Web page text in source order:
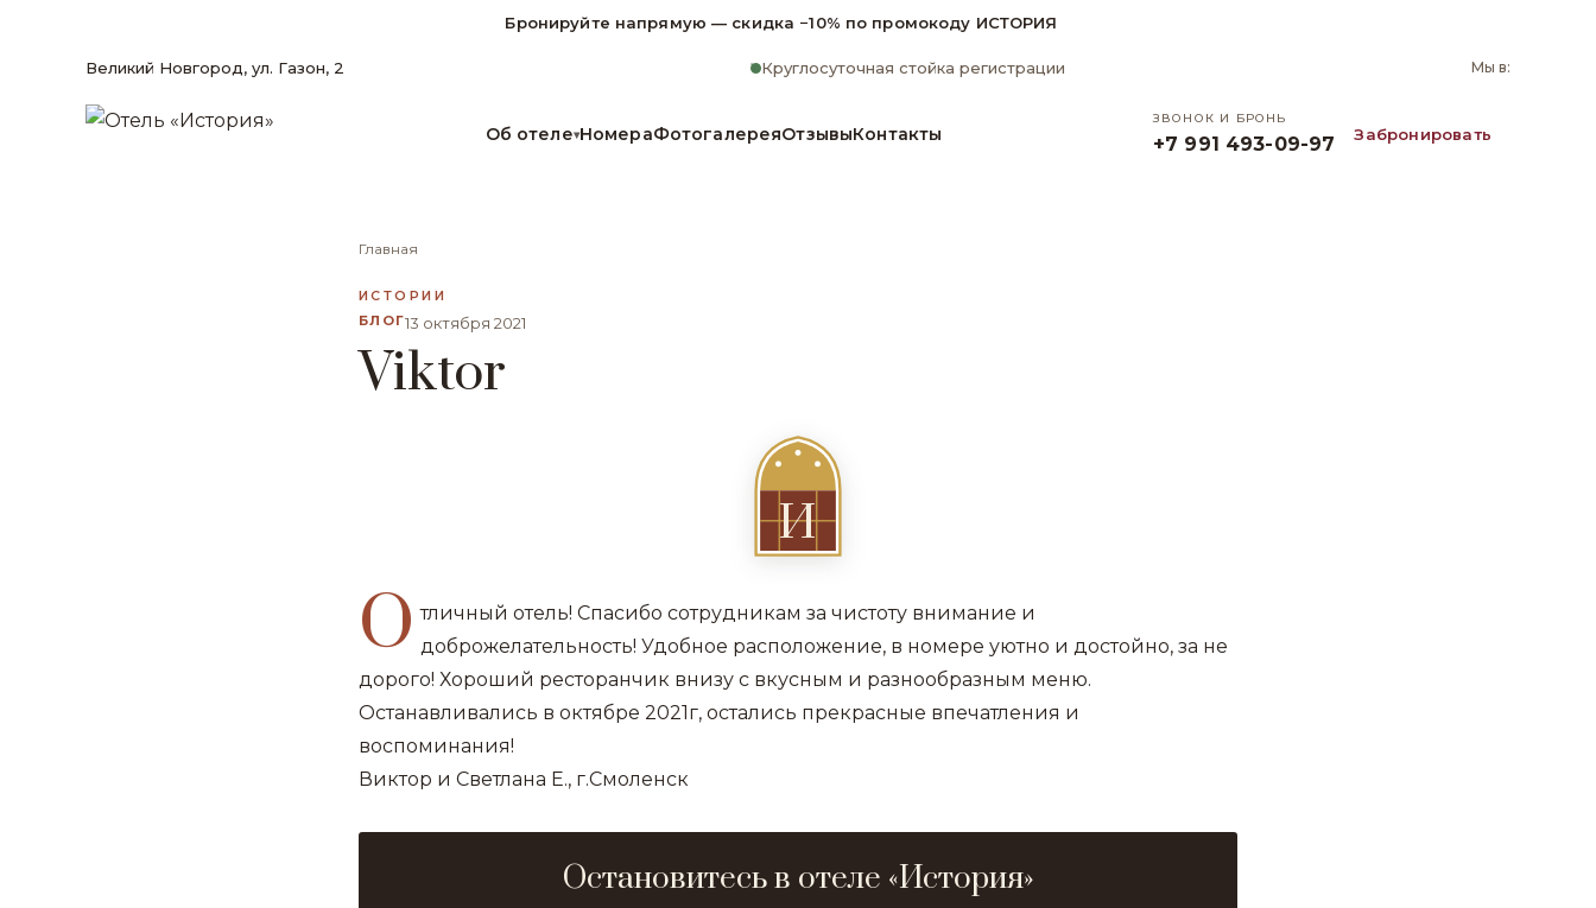
Бронируйте напрямую — скидка −10% по промокоду ИСТОРИЯ
Великий Новгород, ул. Газон, 2 Круглосуточная стойка регистрации Мы в:
Об отеле▾НомераФотогалереяОтзывыКонтакты
ЗВОНОК И БРОНЬ
+7 991 493-09-97 Забронировать
Главная
ИСТОРИИ
БЛОГ13 октября 2021
Viktor
И
О тличный отель! Спасибо сотрудникам за чистоту внимание и
доброжелательность! Удобное расположение, в номере уютно и достойно, за не
дорого! Хороший ресторанчик внизу с вкусным и разнообразным меню.
Останавливались в октябре 2021г, остались прекрасные впечатления и
воспоминания!
Виктор и Светлана Е., г.Смоленск
Остановитесь в отеле «История»